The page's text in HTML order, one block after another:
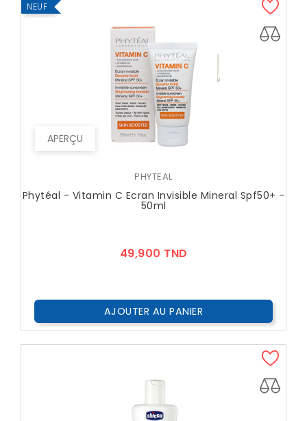
APERÇU
NEUF
PHYTEAL
Phytéal - Vitamin C Ecran Invisible Mineral Spf50+ -
50ml
49,900 TND
AJOUTER AU PANIER